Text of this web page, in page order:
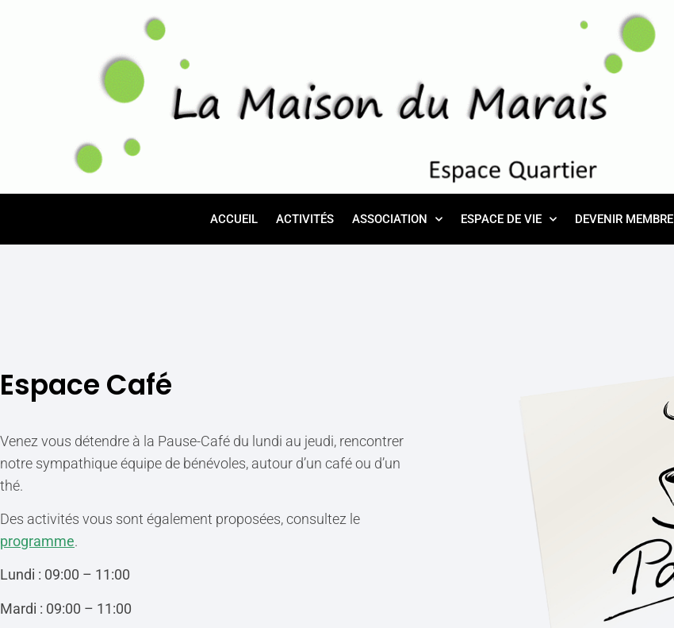
ACCUEIL ACTIVITÉS ASSOCIATION ESPACE DE VIE DEVENIR MEMBRE
Espace Café
Venez vous détendre à la Pause-Café du lundi au jeudi, rencontrer
notre sympathique équipe de bénévoles, autour d’un café ou d’un
thé.
Des activités vous sont également proposées, consultez le
programme.
Lundi : 09:00 – 11:00
Mardi : 09:00 – 11:00